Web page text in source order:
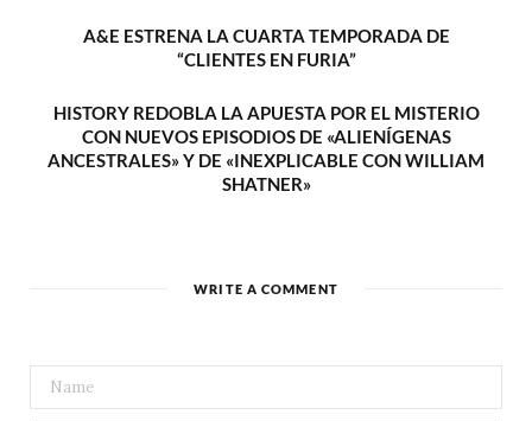
A&E ESTRENA LA CUARTA TEMPORADA DE
“CLIENTES EN FURIA”
HISTORY REDOBLA LA APUESTA POR EL MISTERIO
CON NUEVOS EPISODIOS DE «ALIENÍGENAS
ANCESTRALES» Y DE «INEXPLICABLE CON WILLIAM
SHATNER»
WRITE A COMMENT